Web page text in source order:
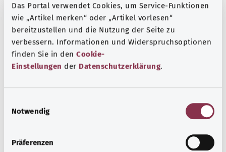
Das Portal verwendet Cookies, um Service-Funktionen
wie „Artikel merken“ oder „Artikel vorlesen“
bereitzustellen und die Nutzung der Seite zu
verbessern. Informationen und Widerspruchsoptionen
finden Sie in den Cookie-
Einstellungen der Datenschutzerklärung.
Notwendig
Präferenzen
Для хорошей осведомленности
Другие статьи